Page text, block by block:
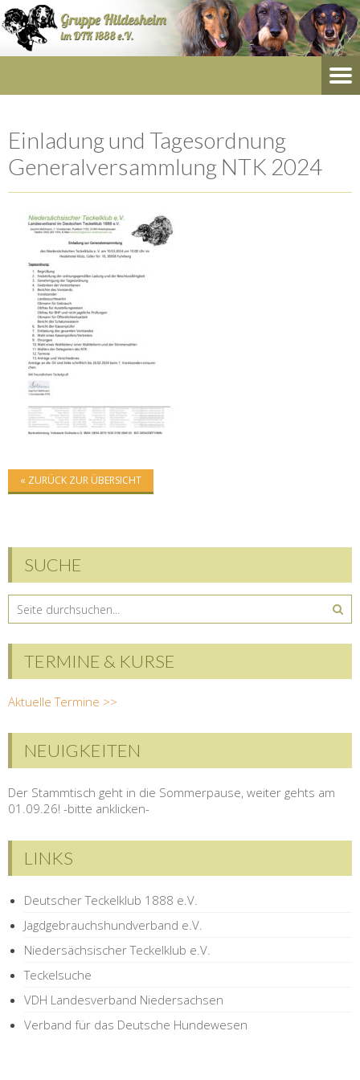
Einladung und Tagesordnung
Generalversammlung NTK 2024
« ZURÜCK ZUR ÜBERSICHT
SUCHE
TERMINE & KURSE
Aktuelle Termine >>
NEUIGKEITEN
Der Stammtisch geht in die Sommerpause, weiter gehts am
01.09.26! -bitte anklicken-
LINKS
Deutscher Teckelklub 1888 e.V.
Jagdgebrauchshundverband e.V.
Niedersächsischer Teckelklub e.V.
Teckelsuche
VDH Landesverband Niedersachsen
Verband für das Deutsche Hundewesen